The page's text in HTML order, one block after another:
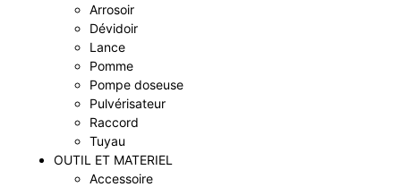
Arrosoir
Dévidoir
Lance
Pomme
Pompe doseuse
Pulvérisateur
Raccord
Tuyau
OUTIL ET MATERIEL
Accessoire